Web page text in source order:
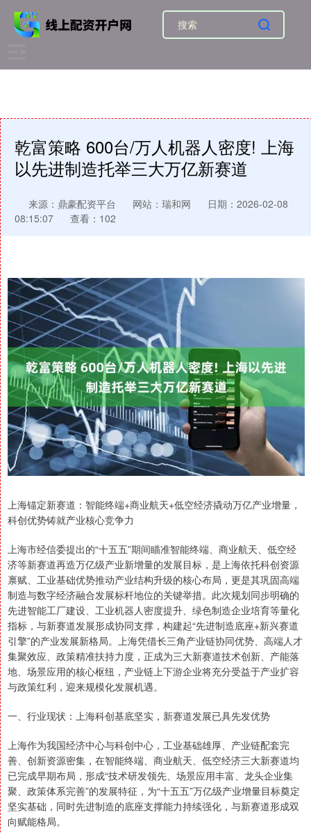
乾富策略 600台/万人机器人密度! 上海
以先进制造托举三大万亿新赛道
来源：鼎豪配资平台 网站：瑞和网
日期：2026-02-08
08:15:07
查看：102
上海锚定新赛道：智能终端+商业航天+低空经济撬动万亿产业增量，
科创优势铸就产业核心竞争力
上海市经信委提出的“十五五”期间瞄准智能终端、商业航天、低空经
济等新赛道再造万亿级产业新增量的发展目标，是上海依托科创资源
禀赋、工业基础优势推动产业结构升级的核心布局，更是其巩固高端
制造与数字经济融合发展标杆地位的关键举措。此次规划同步明确的
先进智能工厂建设、工业机器人密度提升、绿色制造企业培育等量化
指标，与新赛道发展形成协同支撑，构建起“先进制造底座+新兴赛道
引擎”的产业发展新格局。上海凭借长三角产业链协同优势、高端人才
集聚效应、政策精准扶持力度，正成为三大新赛道技术创新、产能落
地、场景应用的核心枢纽，产业链上下游企业将充分受益于产业扩容
与政策红利，迎来规模化发展机遇。
一、行业现状：上海科创基底坚实，新赛道发展已具先发优势
上海作为我国经济中心与科创中心，工业基础雄厚、产业链配套完
善、创新资源密集，在智能终端、商业航天、低空经济三大新赛道均
已完成早期布局，形成“技术研发领先、场景应用丰富、龙头企业集
聚、政策体系完善”的发展特征，为“十五五”万亿级产业增量目标奠定
坚实基础，同时先进制造的底座支撑能力持续强化，与新赛道形成双
向赋能格局。